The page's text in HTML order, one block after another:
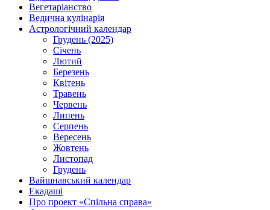
Вегетаріанство
Ведична кулінарія
Астрологічний календар
Грудень (2025)
Січень
Лютий
Березень
Квітень
Травень
Червень
Липень
Серпень
Вересень
Жовтень
Листопад
Грудень
Вайшнавський календар
Екадаші
Про проект «Спільна справа»